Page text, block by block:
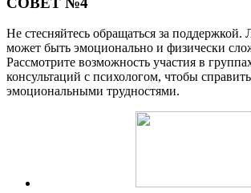
Не стесняйтесь обращаться за
может быть эмоционально и физически
Рассмотрите возможность участия в
консультаций с психологом, чтобы
эмоциональными трудностями.